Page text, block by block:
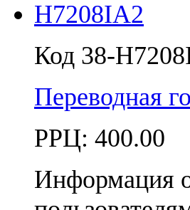
Код 38-
Переводная
РРЦ: 400.00
Информация